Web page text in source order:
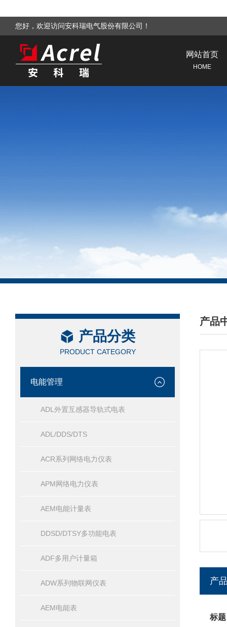
您好，欢迎访问安科瑞电气股份有限公司！
网站首页
HOME
产品分类
PRODUCT CATEGORY
电能管理
ADL外置互感器导轨式电表
ADL/DDS/DTS
ACR系列网络电力仪表
APM网络电力仪表
AEM电能计量表
DDSD/DTSY多功能电表
ADF多用户计量箱
ADW系列物联网仪表
AEM电能表
产品
/
产
标